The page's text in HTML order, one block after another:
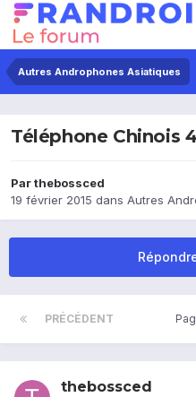
Autres Androphones Asiatiques
Téléphone Chinois
Parthebossced
19 février 2015 dans Autres
PRÉCÉDENT
thebossced